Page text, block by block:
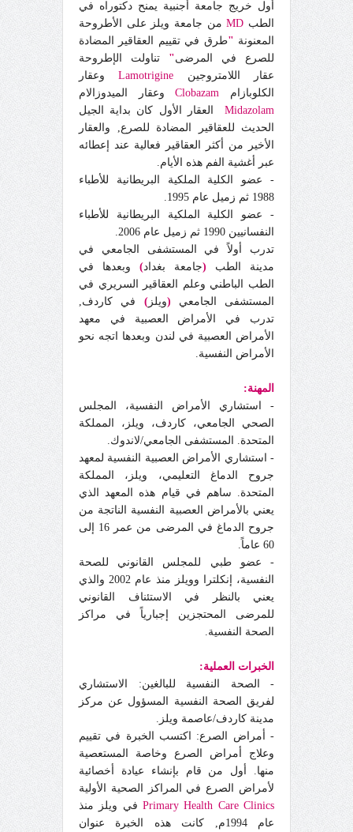
أول خريج جامعة أجنبية يمنح دكتوراه في
الطب MDمن جامعة ويلز على الأطروحة
المعنونة "طرق في تقييم العقاقير المضادة
للصرع في المرضى" تناولت الإطروحة
عقار اللامتروجين Lamotrigineوعقار
الكلوبازام Clobazamوعقار الميدوزالام
Midazolam العقار الأول كان بداية الجيل
الحديث للعقاقير المضادة للصرع, والعقار
الأخير من أكثر العقاقير فعالية عند إعطائه
عبر أغشية الفم هذه الأيام.
- عضو الكلية الملكية البريطانية للأطباء
1988 ثم زميل عام 1995.
- عضو الكلية الملكية البريطانية للأطباء
النفسانيين 1990 ثم زميل عام 2006.
تدرب أولاً في المستشفى الجامعي في
مدينة الطب (جامعة بغداد) وبعدها في
الطب الباطني وعلم العقاقير السريري في
المستشفى الجامعي (ويلز) في كاردف,
تدرب في الأمراض العصبية في معهد
الأمراض العصبية في لندن وبعدها اتجه نحو
الأمراض النفسية.
المهنة:
- استشاري الأمراض النفسية، المجلس
الصحي الجامعي، كاردف، ويلز، المملكة
المتحدة. المستشفى الجامعي/لاندوك.
- استشاري الأمراض العصبية النفسية لمعهد
جروح الدماغ التعليمي، ويلز، المملكة
المتحدة. ساهم في قيام هذه المعهد الذي
يعني بالأمراض العصبية النفسية الناتجة من
جروح الدماغ في المرضى من عمر 16 إلى
60 عاماً.
- عضو طبي للمجلس القانوني للصحة
النفسية، إنكلترا وويلز منذ عام 2002 والذي
يعني بالنظر في الاستئناف القانوني
للمرضى المحتجزين إجبارياً في مراكز
الصحة النفسية.
الخبرات العملية:
- الصحة النفسية للبالغين: الاستشاري
لفريق الصحة النفسية المسؤول عن مركز
مدينة كاردف/عاصمة ويلز.
- أمراض الصرع: اكتسب الخبرة في تقييم
وعلاج أمراض الصرع وخاصة المستعصية
منها. أول من قام بإنشاء عيادة أخصائية
لأمراض الصرع في المراكز الصحية الأولية
Primary Health Care Clinics في ويلز منذ
عام 1994
م, كانت هذه الخبرة عنوان